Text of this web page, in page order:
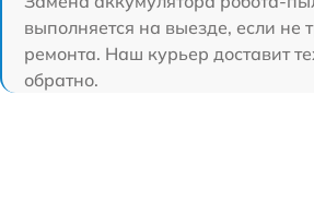
выполняется на выезде, если не
ремонта. Наш курьер доставит
обратно.